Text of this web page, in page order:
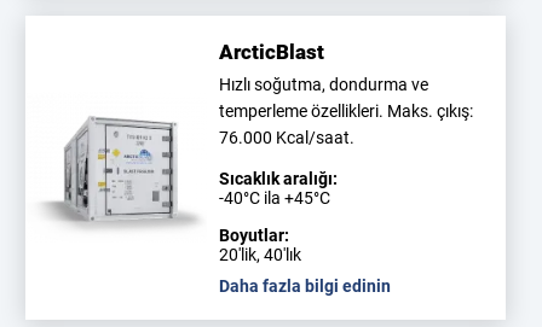
ArcticBlast
Hızlı soğutma, dondurma ve
temperleme özellikleri. Maks. çıkış:
76.000 Kcal/saat.
Sıcaklık aralığı:
-40°C ila +45°C
Boyutlar:
20'lik, 40'lık
Daha fazla bilgi edinin